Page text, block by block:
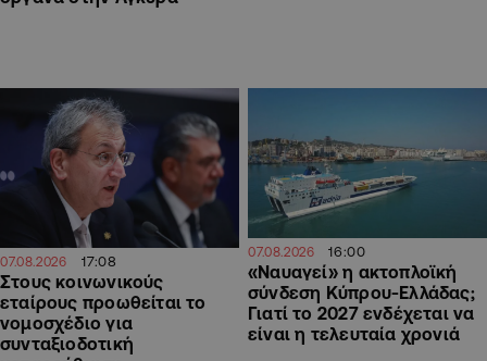
07.08.2026 17:08
Στους κοινωνικούς
εταίρους προωθείται το
νομοσχέδιο για
συνταξιοδοτική
07.08.2026 16:00
«Ναυαγεί» η ακτοπλοϊκή
σύνδεση Κύπρου-Ελλάδας;
Γιατί το 2027 ενδέχεται να
είναι η τελευταία χρονιά